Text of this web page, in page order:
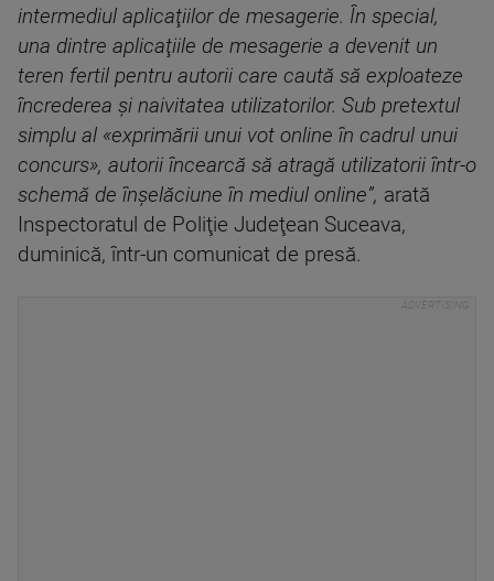
intermediul aplicaţiilor de mesagerie. În special,
una dintre aplicaţiile de mesagerie a devenit un
teren fertil pentru autorii care caută să exploateze
încrederea şi naivitatea utilizatorilor. Sub pretextul
simplu al «exprimării unui vot online în cadrul unui
concurs», autorii încearcă să atragă utilizatorii într-o
schemă de înşelăciune în mediul online”, arată
Inspectoratul de Poliţie Judeţean Suceava,
duminică, într-un comunicat de presă.